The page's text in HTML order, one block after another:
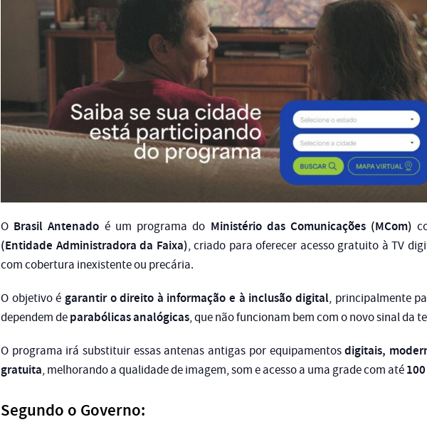
O Brasil Antenado é um programa do Ministério das Comunicações (MCom)
(Entidade Administradora da Faixa), criado para oferecer acesso gratuito à TV
com cobertura inexistente ou precária.
O objetivo é garantir o direito à informação e à inclusão digital, principalmente
dependem deparabólicas analógicas, que não funcionam bem com o novo sinal da
O programa irá substituir essas antenas antigas por equipamentosdigitais,
gratuita, melhorando a qualidade de imagem, som e acesso a uma grade com até
Segundo o Governo: